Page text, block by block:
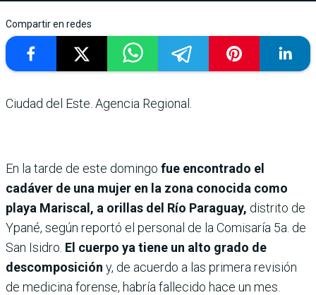
Compartir en redes
Ciudad del Este. Agencia Regional.
En la tarde de este domingo fue encontrado el
cadáver de una mujer en la zona conocida como
playa Mariscal, a orillas del Río Paraguay, distrito de
Ypané, según reportó el personal de la Comisaría 5a. de
San Isidro. El cuerpo ya tiene un alto grado de
descomposición y, de acuerdo a las primera revisión
de medicina forense, habría fallecido hace un mes.